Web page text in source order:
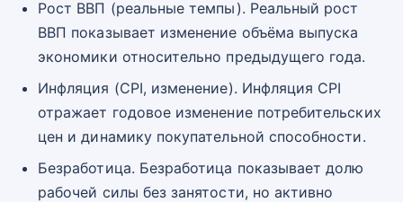
Рост ВВП (реальные темпы). Реальный рост
ВВП показывает изменение объёма выпуска
экономики относительно предыдущего года.
Инфляция (CPI, изменение). Инфляция CPI
отражает годовое изменение потребительских
цен и динамику покупательной способности.
Безработица. Безработица показывает долю
рабочей силы без занятости, но активно